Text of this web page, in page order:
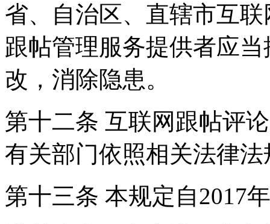
省、自治区、直辖市互
跟帖管理服务提供者应
改，消除隐患。
第十二条 互联网跟帖评
有关部门依照相关法律
第十三条 本规定自2017